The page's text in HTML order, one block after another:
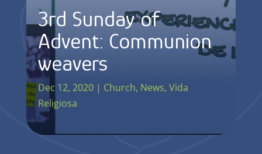
3rd Sunday of
Advent: Communion
weavers
Dec 12, 2020| Church, News, Vida
Religiosa